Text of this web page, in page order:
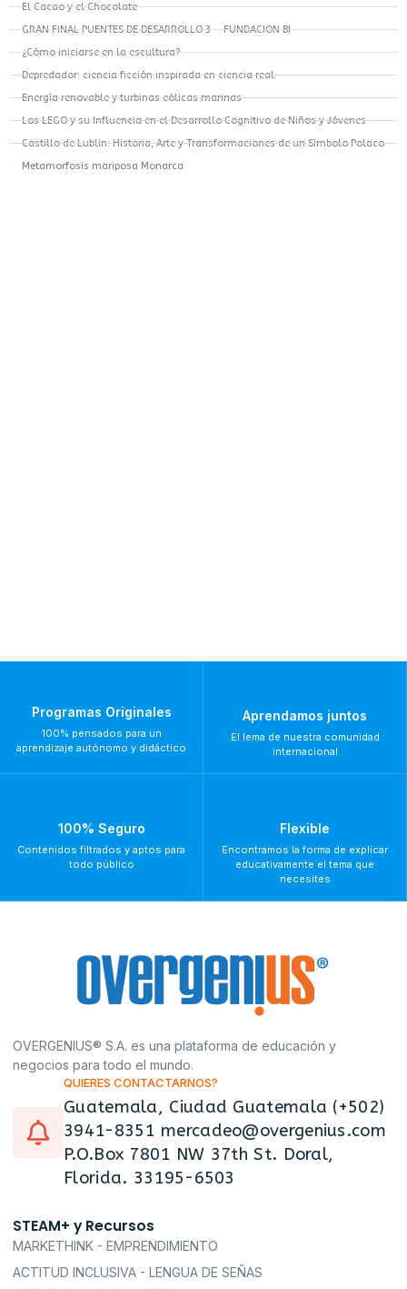
El Cacao y el Chocolate
GRAN FINAL PUENTES DE DESARROLLO 3 – FUNDACION BI
¿Cómo iniciarse en la escultura?
Depredador: ciencia ficción inspirada en ciencia real
Energía renovable y turbinas eólicas marinas
Los LEGO y su Influencia en el Desarrollo Cognitivo de Niños y Jóvenes
Castillo de Lublin: Historia, Arte y Transformaciones de un Símbolo Polaco
Metamorfosis mariposa Monarca
Programas Originales
100% pensados para un
aprendizaje autónomo y didáctico
Aprendamos juntos
El lema de nuestra comunidad
internacional
100% Seguro
Contenidos filtrados y aptos para
todo público
Flexible
Encontramos la forma de explicar
educativamente el tema que
necesites
OVERGENIUS® S.A. es una plataforma de educación y
negocios para todo el mundo.
QUIERES CONTACTARNOS?
Guatemala, Ciudad Guatemala (+502)
3941-8351 mercadeo@overgenius.com
P.O.Box 7801 NW 37th St. Doral,
Florida. 33195-6503
STEAM+ y Recursos
MARKETHINK - EMPRENDIMIENTO
ACTITUD INCLUSIVA - LENGUA DE SEÑAS